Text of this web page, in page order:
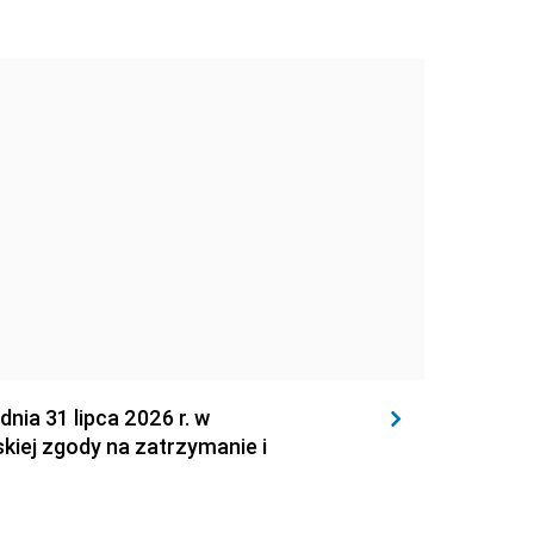
31 lipca 2026 r. w
zgody na zatrzymanie i